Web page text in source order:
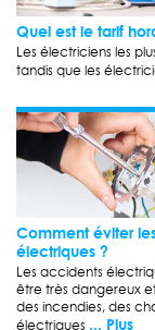
Quel est le tarif
Les électriciens les
tandis que les
Comment éviter
électriques ?
Les accidents
être très dangereux
des incendies, des
électriques ... Plus